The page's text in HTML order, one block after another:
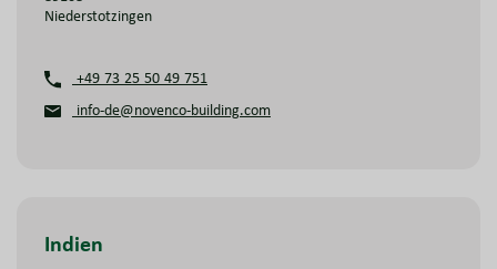
Niederstotzingen
+49 73 25 50 49 751
info-de@novenco-building.com
Indien